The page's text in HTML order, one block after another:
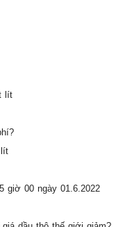
lít
giờ 00 ngày 01.6.2022